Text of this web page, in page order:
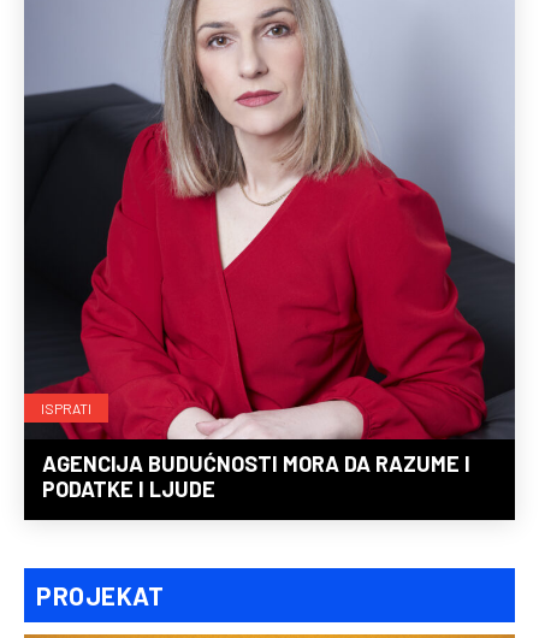
ISPRATI
AGENCIJA BUDUĆNOSTI MORA DA RAZUME I
PODATKE I LJUDE
PROJEKAT